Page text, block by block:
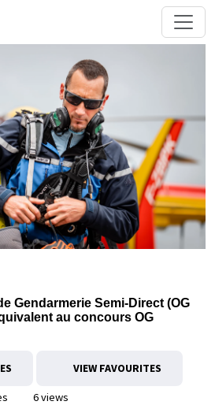
Gendarmerie Semi-Direct (OG
au concours OG
VIEW FAVOURITES
6 views